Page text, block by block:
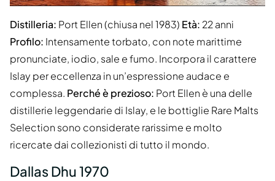
Distilleria: Port Ellen (chiusa nel 1983) Età: 22 anni
Profilo: Intensamente torbato, con note marittime
pronunciate, iodio, sale e fumo. Incorpora il carattere
Islay per eccellenza in un’espressione audace e
complessa. Perché è prezioso: Port Ellen è una delle
distillerie leggendarie di Islay, e le bottiglie Rare Malts
Selection sono considerate rarissime e molto
ricercate dai collezionisti di tutto il mondo.
Dallas Dhu 1970